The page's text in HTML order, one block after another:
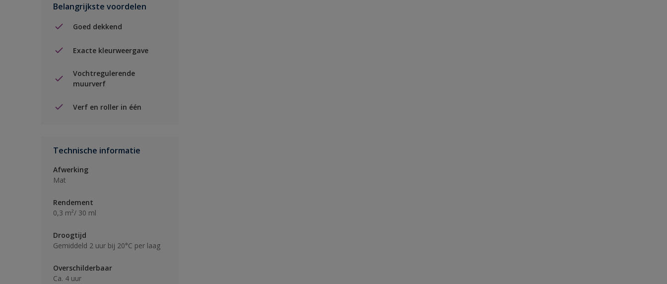
Belangrijkste voordelen
Goed dekkend
Exacte kleurweergave
Vochtregulerende
muurverf
Verf en roller in één
Technische informatie
Afwerking
Mat
Rendement
0,3 m²/ 30 ml
Droogtijd
Gemiddeld 2 uur bij 20°C per laag
Overschilderbaar
Ca. 4 uur